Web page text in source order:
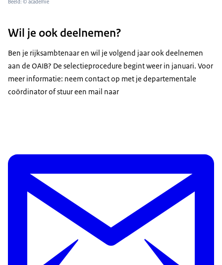
Beeld: © academie
Wil je ook deelnemen?
Ben je rijksambtenaar en wil je volgend jaar ook deelnemen
aan de OAIB? De selectieprocedure begint weer in januari. Voor
meer informatie: neem contact op met je departementale
coördinator of stuur een mail naar